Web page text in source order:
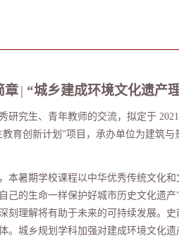
章 | “城乡建成环境文化遗产
研究生、青年教师的交流，拟定于 2021
育创新计划”项目，承办单位为建筑与
本暑期学校课程以中华优秀传统文化
己的生命一样保护好城市历史文化遗产
刻理解将有助于未来的可持续发展。
。城乡规划学科加强对建成环境文化